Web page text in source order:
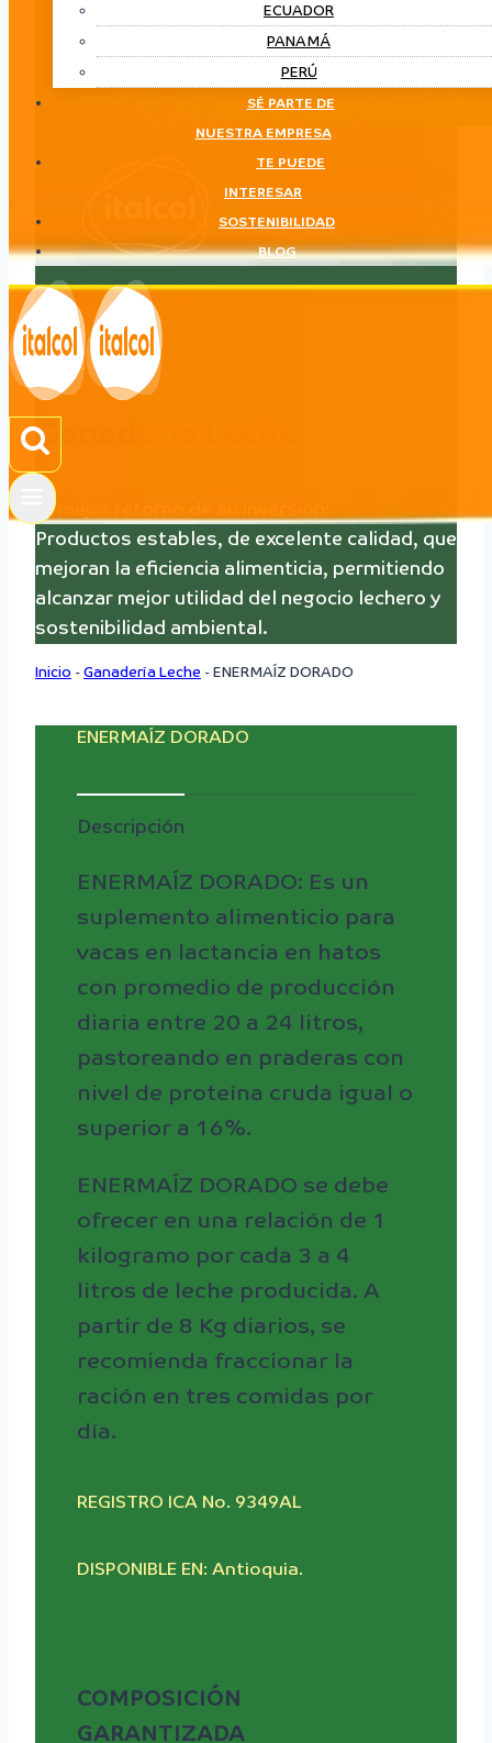
ECUADOR
PANAMÁ
PERÚ
SÉ PARTE DE
NUESTRA EMPRESA
TE PUEDE
INTERESAR
SOSTENIBILIDAD
BLOG
Ganadería Leche
LÍNEA
Ganadería Leche
El mejor retorno de su inversión:
Productos estables, de excelente calidad, que
mejoran la eficiencia alimenticia, permitiendo
alcanzar mejor utilidad del negocio lechero y
sostenibilidad ambiental.
Inicio - Ganadería Leche - ENERMAÍZ DORADO
ENERMAÍZ DORADO
Descripción
ENERMAÍZ DORADO: Es un
suplemento alimenticio para
vacas en lactancia en hatos
con promedio de producción
diaria entre 20 a 24 litros,
pastoreando en praderas con
nivel de proteína cruda igual o
superior a 16%.
ENERMAÍZ DORADO se debe
ofrecer en una relación de 1
kilogramo por cada 3 a 4
litros de leche producida. A
partir de 8 Kg diarios, se
recomienda fraccionar la
ración en tres comidas por
día.
REGISTRO ICA No. 9349AL
DISPONIBLE EN: Antioquia.
COMPOSICIÓN
GARANTIZADA